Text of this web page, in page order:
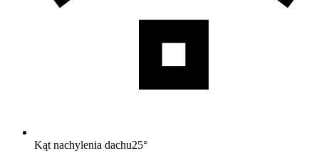
Kąt nachylenia dachu25°